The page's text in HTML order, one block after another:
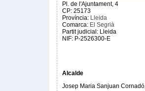
Pl. de l'Ajuntament, 4
CP: 25173
Província: Lleida
Comarca: El Segrià
Partit judicial: Lleida
NIF: P-2526300-E
Alcalde
Josep Maria Sanjuan Cornadó